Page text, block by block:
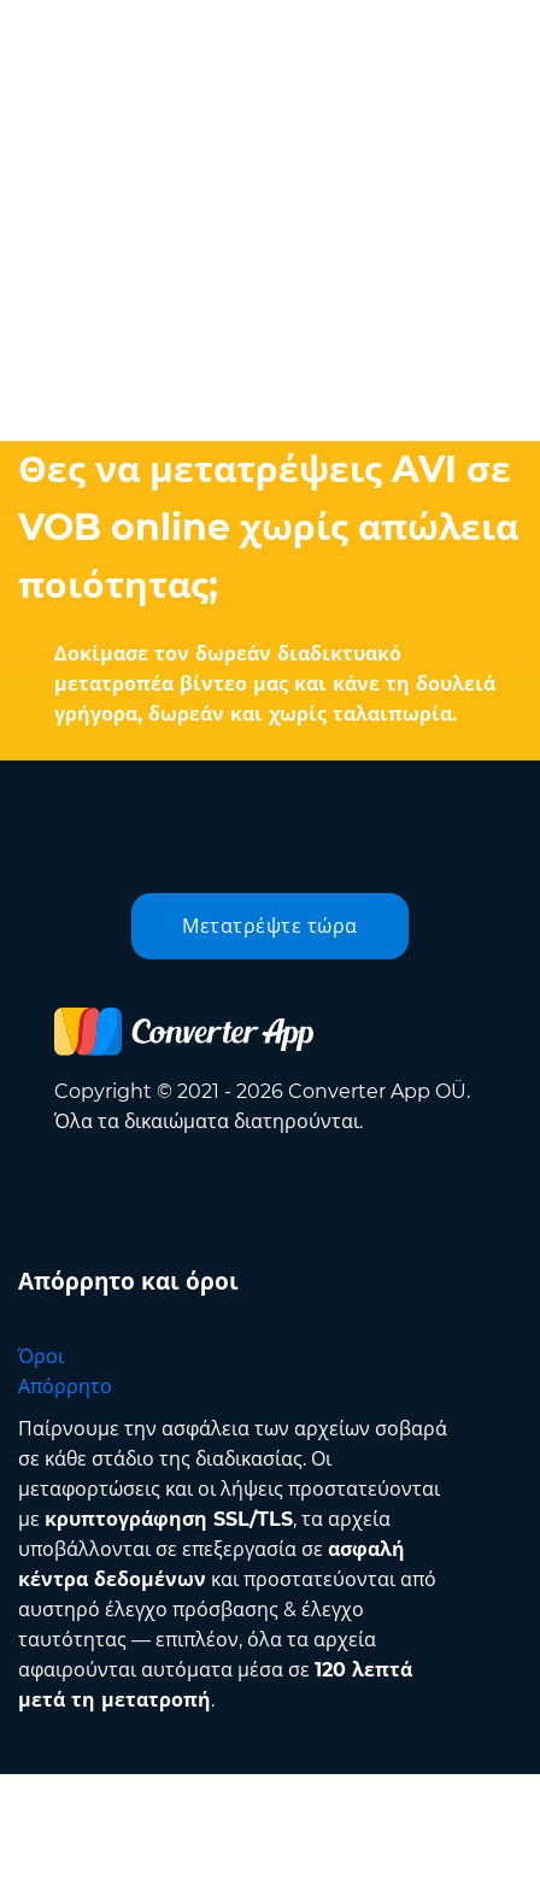
Θες να μετατρέψεις AVI σε
VOB online χωρίς απώλεια
ποιότητας;
Δοκίμασε τον δωρεάν διαδικτυακό
μετατροπέα βίντεο μας και κάνε τη δουλειά
γρήγορα, δωρεάν και χωρίς ταλαιπωρία.
Μετατρέψτε τώρα
Copyright © 2021 - 2026 Converter App OÜ.
Όλα τα δικαιώματα διατηρούνται.
Απόρρητο και όροι
Όροι
Απόρρητο
Παίρνουμε την ασφάλεια των αρχείων σοβαρά
σε κάθε στάδιο της διαδικασίας. Οι
μεταφορτώσεις και οι λήψεις προστατεύονται
με κρυπτογράφηση SSL/TLS, τα αρχεία
υποβάλλονται σε επεξεργασία σε ασφαλή
κέντρα δεδομένων και προστατεύονται από
αυστηρό έλεγχο πρόσβασης & έλεγχο
ταυτότητας — επιπλέον, όλα τα αρχεία
αφαιρούνται αυτόματα μέσα σε 120 λεπτά
μετά τη μετατροπή.